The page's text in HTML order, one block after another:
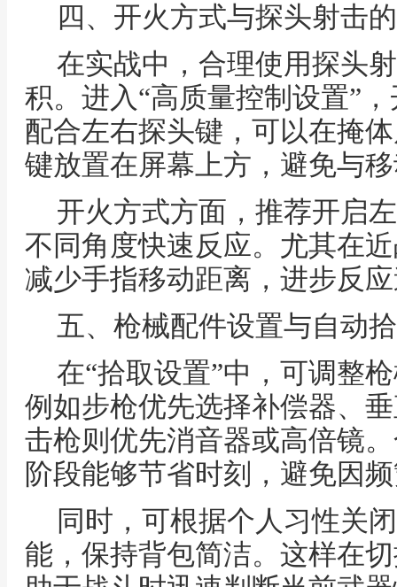
四、开火方式与探头射击
在实战中，合理使用探头
积。进入“高质量控制设置”
配合左右探头键，可以在掩
键放置在屏幕上方，避免与
开火方式方面，推荐开启
不同角度快速反应。尤其在
减少手指移动距离，进步反
五、枪械配件设置与自动
在“拾取设置”中，可调整
例如步枪优先选择补偿器、
击枪则优先消音器或高倍镜
阶段能够节省时刻，避免因
同时，可根据个人习性关
能，保持背包简洁。这样在